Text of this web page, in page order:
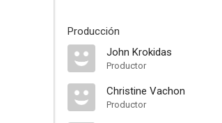
Producción
John Krokidas
Productor
Christine Vachon
Productor